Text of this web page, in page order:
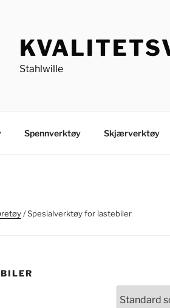
Stahlwille
Spennverktøy Skjærverktøy
/ Spesialverktøy for lastebiler